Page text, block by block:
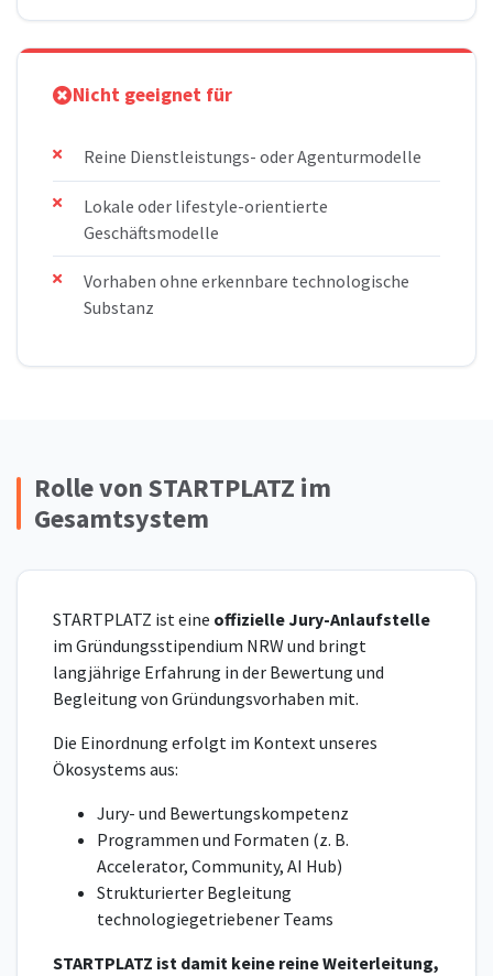
Nicht geeignet für
Reine Dienstleistungs- oder Agenturmodelle
Lokale oder lifestyle-orientierte
Geschäftsmodelle
Vorhaben ohne erkennbare technologische
Substanz
Rolle von STARTPLATZ im
Gesamtsystem
STARTPLATZ ist eine offizielle Jury-Anlaufstelle
im Gründungsstipendium NRW und bringt
langjährige Erfahrung in der Bewertung und
Begleitung von Gründungsvorhaben mit.
Die Einordnung erfolgt im Kontext unseres
Ökosystems aus:
Jury- und Bewertungskompetenz
Programmen und Formaten (z. B.
Accelerator, Community, AI Hub)
Strukturierter Begleitung
technologiegetriebener Teams
STARTPLATZ ist damit keine reine Weiterleitung,